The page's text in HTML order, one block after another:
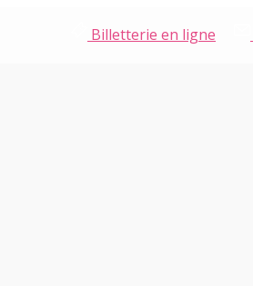
Billetterie en ligne